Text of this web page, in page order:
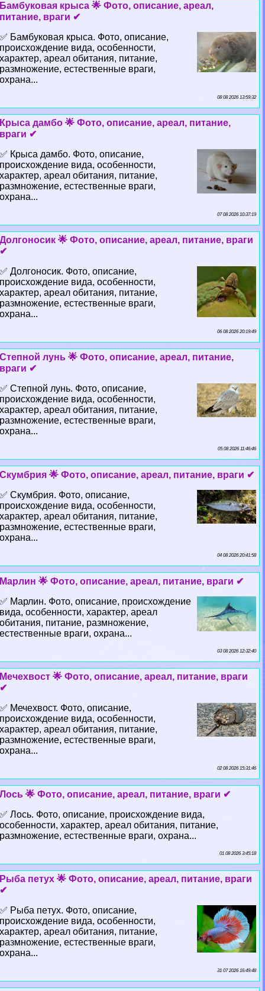
Бамбуковая крыса 🌟 Фото, описание, ареал,
питание, враги ✔
✅ Бамбуковая крыса. Фото, описание,
происхождение вида, особенности,
хаpaктер, ареал обитания, питание,
размножение, естественные враги,
охрана...
08 08 2026 13:59:32
Крыса дамбо 🌟 Фото, описание, ареал, питание,
враги ✔
✅ Крыса дамбо. Фото, описание,
происхождение вида, особенности,
хаpaктер, ареал обитания, питание,
размножение, естественные враги,
охрана...
07 08 2026 10:37:19
Долгоносик 🌟 Фото, описание, ареал, питание, враги
✔
✅ Долгоносик. Фото, описание,
происхождение вида, особенности,
хаpaктер, ареал обитания, питание,
размножение, естественные враги,
охрана...
06 08 2026 20:19:49
Степной лунь 🌟 Фото, описание, ареал, питание,
враги ✔
✅ Степной лунь. Фото, описание,
происхождение вида, особенности,
хаpaктер, ареал обитания, питание,
размножение, естественные враги,
охрана...
05 08 2026 11:46:46
Скумбрия 🌟 Фото, описание, ареал, питание, враги ✔
✅ Скумбрия. Фото, описание,
происхождение вида, особенности,
хаpaктер, ареал обитания, питание,
размножение, естественные враги,
охрана...
04 08 2026 20:41:58
Марлин 🌟 Фото, описание, ареал, питание, враги ✔
✅ Марлин. Фото, описание, происхождение
вида, особенности, хаpaктер, ареал
обитания, питание, размножение,
естественные враги, охрана...
03 08 2026 12:32:40
Мечехвост 🌟 Фото, описание, ареал, питание, враги
✔
✅ Мечехвост. Фото, описание,
происхождение вида, особенности,
хаpaктер, ареал обитания, питание,
размножение, естественные враги,
охрана...
02 08 2026 15:31:46
Лось 🌟 Фото, описание, ареал, питание, враги ✔
✅ Лось. Фото, описание, происхождение вида,
особенности, хаpaктер, ареал обитания, питание,
размножение, естественные враги, охрана...
01 08 2026 3:45:18
Рыба пeтyx 🌟 Фото, описание, ареал, питание, враги
✔
✅ Рыба пeтyx. Фото, описание,
происхождение вида, особенности,
хаpaктер, ареал обитания, питание,
размножение, естественные враги,
охрана...
31 07 2026 16:49:48